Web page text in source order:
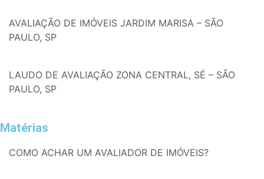
AVALIAÇÃO DE IMÓVEIS JARDIM MARISA – SÃO
PAULO, SP
LAUDO DE AVALIAÇÃO ZONA CENTRAL, SÉ – SÃO
PAULO, SP
Matérias
COMO ACHAR UM AVALIADOR DE IMÓVEIS?